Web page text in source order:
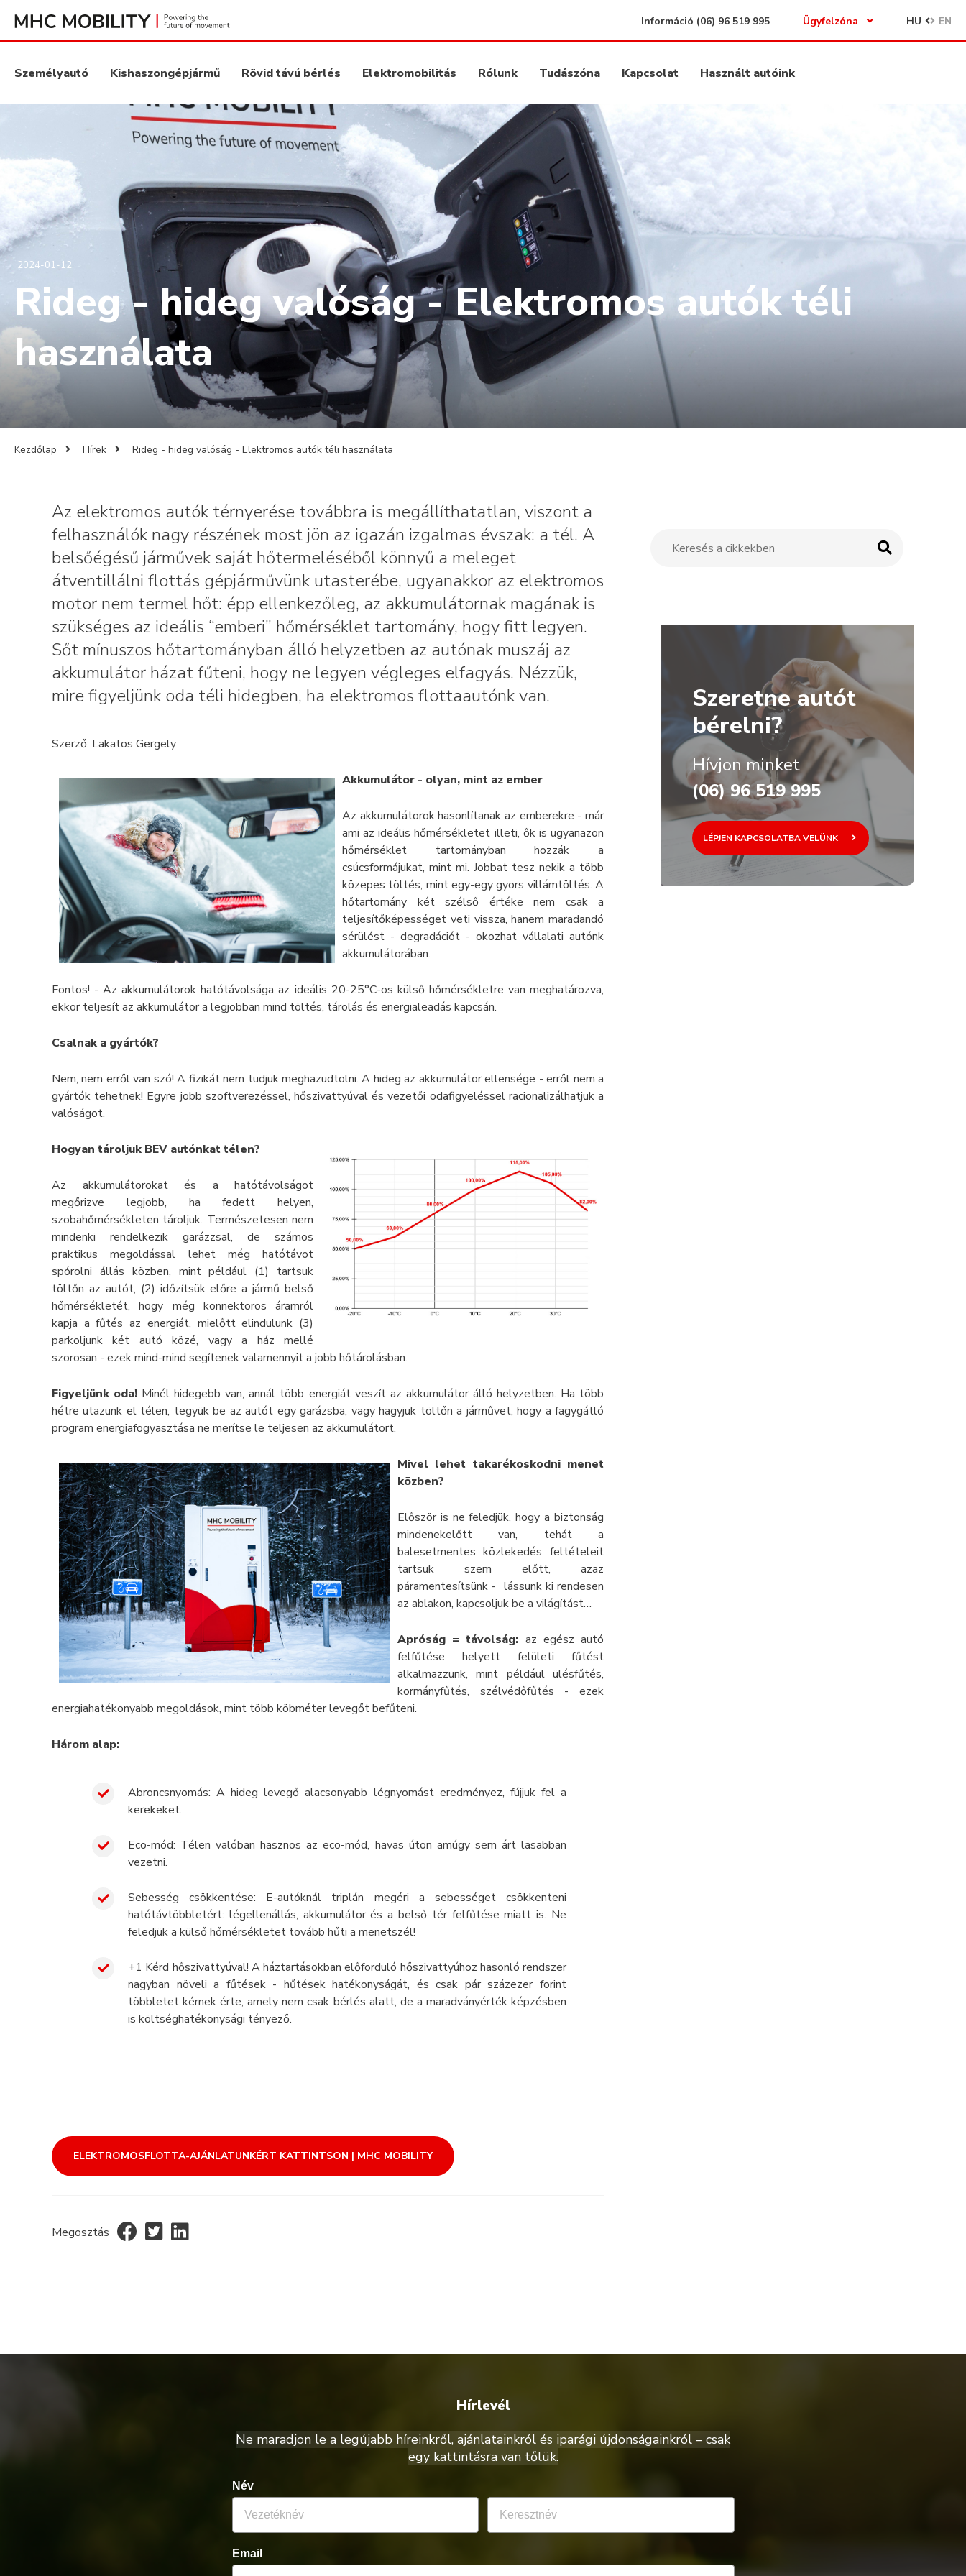
Információ (06) 96 519 995 Ügyfelzóna HU EN
Személyautó Kishaszongépjármű Rövid távú bérlés Elektromobilitás Rólunk Tudászóna Kapcsolat Használt autóink
2024-01-12
Rideg - hideg valóság - Elektromos autók téli
használata
Kezdőlap Hírek Rideg - hideg valóság - Elektromos autók téli használata
Az elektromos autók térnyerése továbbra is megállíthatatlan, viszont a
felhasználók nagy részének most jön az igazán izgalmas évszak: a tél. A
belsőégésű járművek saját hőtermeléséből könnyű a meleget
átventillálni flottás gépjárművünk utasterébe, ugyanakkor az elektromos
motor nem termel hőt: épp ellenkezőleg, az akkumulátornak magának is
szükséges az ideális “emberi” hőmérséklet tartomány, hogy fitt legyen.
Sőt mínuszos hőtartományban álló helyzetben az autónak muszáj az
akkumulátor házat fűteni, hogy ne legyen végleges elfagyás. Nézzük,
mire figyeljünk oda téli hidegben, ha elektromos flottaautónk van.
Szerző: Lakatos Gergely
Akkumulátor - olyan, mint az ember
Az akkumulátorok hasonlítanak az emberekre - már
ami az ideális hőmérsékletet illeti, ők is ugyanazon
hőmérséklet tartományban hozzák a
csúcsformájukat, mint mi. Jobbat tesz nekik a több
közepes töltés, mint egy-egy gyors villámtöltés. A
hőtartomány két szélső értéke nem csak a
teljesítőképességet veti vissza, hanem maradandó
sérülést - degradációt - okozhat vállalati autónk
akkumulátorában.
Fontos! - Az akkumulátorok hatótávolsága az ideális 20-25°C-os külső hőmérsékletre van meghatározva,
ekkor teljesít az akkumulátor a legjobban mind töltés, tárolás és energialeadás kapcsán.
Csalnak a gyártók?
Nem, nem erről van szó! A fizikát nem tudjuk meghazudtolni. A hideg az akkumulátor ellensége - erről nem a
gyártók tehetnek! Egyre jobb szoftverezéssel, hőszivattyúval és vezetői odafigyeléssel racionalizálhatjuk a
valóságot.
Hogyan tároljuk BEV autónkat télen?
Az akkumulátorokat és a hatótávolságot
megőrizve legjobb, ha fedett helyen,
szobahőmérsékleten tároljuk. Természetesen nem
mindenki rendelkezik garázzsal, de számos
praktikus megoldással lehet még hatótávot
spórolni állás közben, mint például (1) tartsuk
töltőn az autót, (2) időzítsük előre a jármű belső
hőmérsékletét, hogy még konnektoros áramról
kapja a fűtés az energiát, mielőtt elindulunk (3)
parkoljunk két autó közé, vagy a ház mellé
szorosan - ezek mind-mind segítenek valamennyit a jobb hőtárolásban.
Figyeljünk oda! Minél hidegebb van, annál több energiát veszít az akkumulátor álló helyzetben. Ha több
hétre utazunk el télen, tegyük be az autót egy garázsba, vagy hagyjuk töltőn a járművet, hogy a fagygátló
program energiafogyasztása ne merítse le teljesen az akkumulátort.
Mivel lehet takarékoskodni menet
közben?
Először is ne feledjük, hogy a biztonság
mindenekelőtt van, tehát a
balesetmentes közlekedés feltételeit
tartsuk szem előtt, azaz
páramentesítsünk - lássunk ki rendesen
az ablakon, kapcsoljuk be a világítást…
Apróság = távolság: az egész autó
felfűtése helyett felületi fűtést
alkalmazzunk, mint például ülésfűtés,
kormányfűtés, szélvédőfűtés - ezek
energiahatékonyabb megoldások, mint több köbméter levegőt befűteni.
Három alap:
Abroncsnyomás: A hideg levegő alacsonyabb légnyomást eredményez, fújjuk fel a
kerekeket.
Eco-mód: Télen valóban hasznos az eco-mód, havas úton amúgy sem árt lasabban
vezetni.
Sebesség csökkentése: E-autóknál triplán megéri a sebességet csökkenteni
hatótávtöbbletért: légellenállás, akkumulátor és a belső tér felfűtése miatt is. Ne
feledjük a külső hőmérsékletet tovább hűti a menetszél!
+1 Kérd hőszivattyúval! A háztartásokban előforduló hőszivattyúhoz hasonló rendszer
nagyban növeli a fűtések - hűtések hatékonyságát, és csak pár százezer forint
többletet kérnek érte, amely nem csak bérlés alatt, de a maradványérték képzésben
is költséghatékonysági tényező.
ELEKTROMOSFLOTTA-AJÁNLATUNKÉRT KATTINTSON | MHC MOBILITY
Megosztás
Szeretne autót
bérelni?
Hívjon minket
(06) 96 519 995
LÉPJEN KAPCSOLATBA VELÜNK
Hírlevél
Ne maradjon le a legújabb híreinkről, ajánlatainkról és iparági újdonságainkról – csak
egy kattintásra van tőlük.
Név
Email